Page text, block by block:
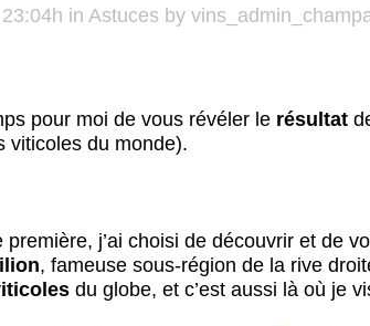
in Astuces by
pour moi de vous révéler le résultat
viticoles du monde).
première, j’ai choisi de découvrir et de
, fameuse sous-région de la rive
du globe, et c’est aussi là où je